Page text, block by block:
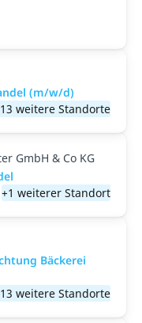
(m/w/d)
weitere Standorte
GmbH & Co KG
+1 weiterer Standort
Bäckerei
weitere Standorte